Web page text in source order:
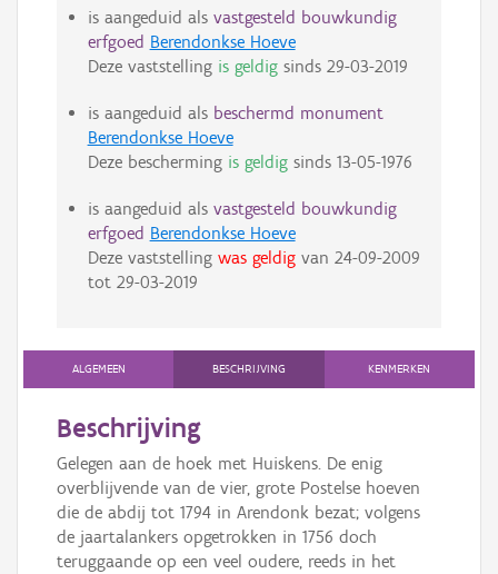
is aangeduid als vastgesteld bouwkundig
erfgoed Berendonkse Hoeve
Deze vaststelling is geldigsinds 29-03-2019
is aangeduid als beschermd monument
Berendonkse Hoeve
Deze bescherming is geldigsinds 13-05-1976
is aangeduid als vastgesteld bouwkundig
erfgoed Berendonkse Hoeve
Deze vaststelling was geldigvan 24-09-2009
tot 29-03-2019
ALGEMEEN BESCHRIJVING KENMERKEN
Beschrijving
Gelegen aan de hoek met Huiskens. De enig
overblijvende van de vier, grote Postelse hoeven
die de abdij tot 1794 in Arendonk bezat; volgens
de jaartalankers opgetrokken in 1756 doch
teruggaande op een veel oudere, reeds in het